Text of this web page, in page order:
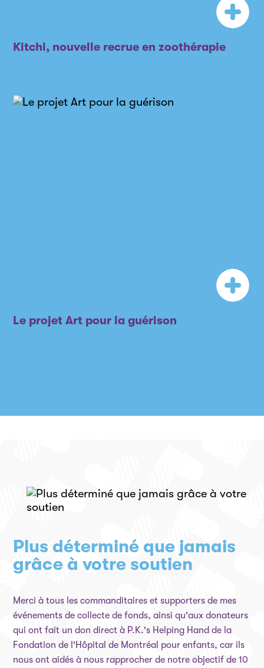
Kitchi, nouvelle recrue en zoothérapie
Le projet Art pour la guérison
Plus déterminé que jamais
grâce à votre soutien
Merci à tous les commanditaires et supporters de mes
événements de collecte de fonds, ainsi qu'aux donateurs
qui ont fait un don direct à P.K.'s Helping Hand de la
Fondation de l'Hôpital de Montréal pour enfants, car ils
nous ont aidés à nous rapprocher de notre objectif de 10